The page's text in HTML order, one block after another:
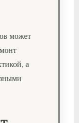
может
а